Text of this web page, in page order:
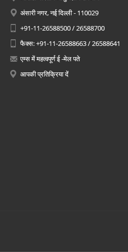
अंसारी नगर, नई दिल्ली - 110029
+91-11-26588500 / 26588700
फैक्स: +91-11-26588663 / 26588641
एम्स में महत्वपूर्ण ई -मेल पते
आपकी प्रतिक्रिया दें